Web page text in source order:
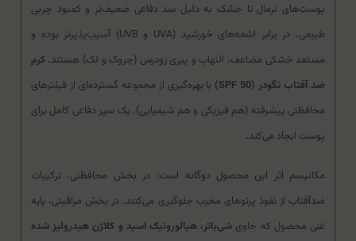
پوست‌های نرمال تا خشک به دلیل سد دفاعی ضعیف‌تر و کمبود چربی
طبیعی، در برابر اشعه‌های خورشید (UVA و UVB) آسیب‌پذیرتر بوده و
مستعد خشکی مضاعف، التهاب و پیری زودرس (چروک و لک) هستند. کرم
ضد آفتاب تگودر (SPF 50)
با بهره‌گیری از مجموعه گسترده‌ای از فیلترهای
محافظتی پیشرفته (هم فیزیکی و هم شیمیایی)، یک سپر دفاعی کامل برای
پوست ایجاد می‌کند.
مکانیسم اثر این محصول دوگانه است: در بخش محافظتی، ترکیبات
ضدآفتاب از نفوذ پرتوهای مخرب جلوگیری می‌کنند. در بخش مراقبتی، پایه
غنی محصول که حاوی شی‌باتر، هیالورونیک اسید و کلاژن هیدرولیز شده